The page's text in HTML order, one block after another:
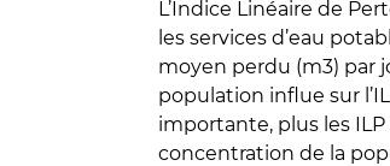
L’Indice Linéaire de
les services d’eau
moyen perdu (m3) par
population influe sur
importante, plus les
concentration de la